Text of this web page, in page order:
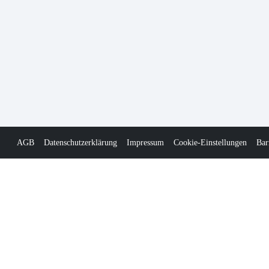
AGB Datenschutzerklärung Impressum Cookie-Einstellungen